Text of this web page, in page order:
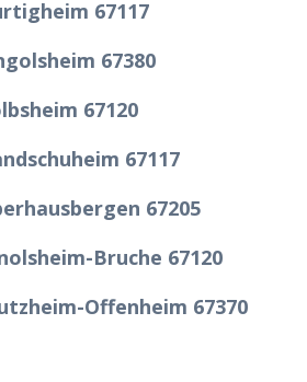
67117
67380
67120
67117
67205
Bruche 67120
Offenheim 67370